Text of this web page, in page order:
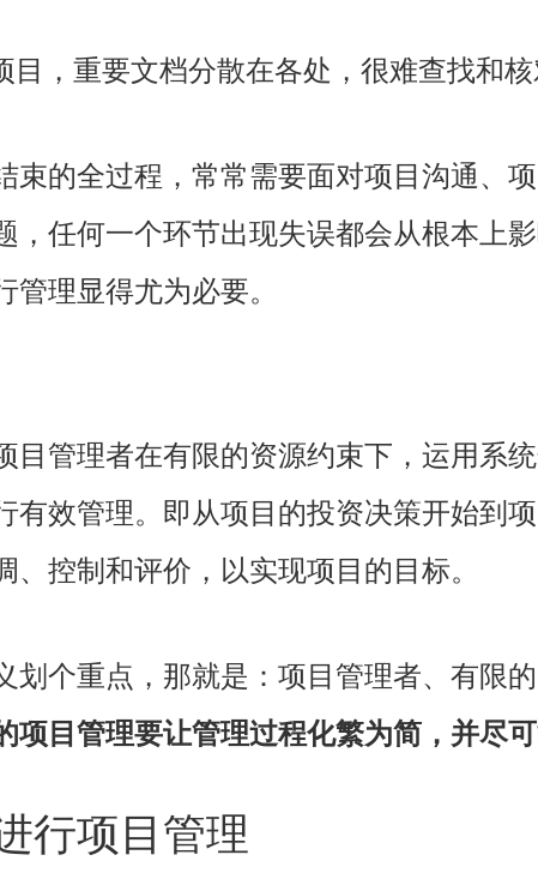
目，重要文档分散在各处，很难查找和核
束的全过程，常常需要面对项目沟通、
，任何一个环节出现失误都会从根本上
理显得尤为必要。
目管理者在有限的资源约束下，运用系
有效管理。即从项目的投资决策开始到
、控制和评价，以实现项目的目标。
划个重点，那就是：项目管理者、有限
项目管理要让管理过程化繁为简，并尽可
行项目管理